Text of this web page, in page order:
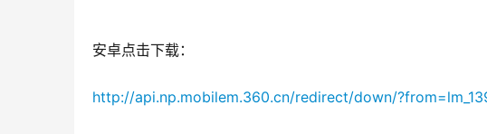
安卓点击下载：
http://api.np.mobilem.360.cn/redirect/down/